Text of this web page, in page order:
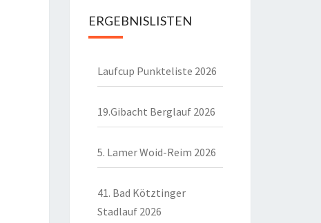
ERGEBNISLISTEN
Laufcup Punkteliste 2026
19.Gibacht Berglauf 2026
5. Lamer Woid-Reim 2026
41. Bad Kötztinger
Stadlauf 2026